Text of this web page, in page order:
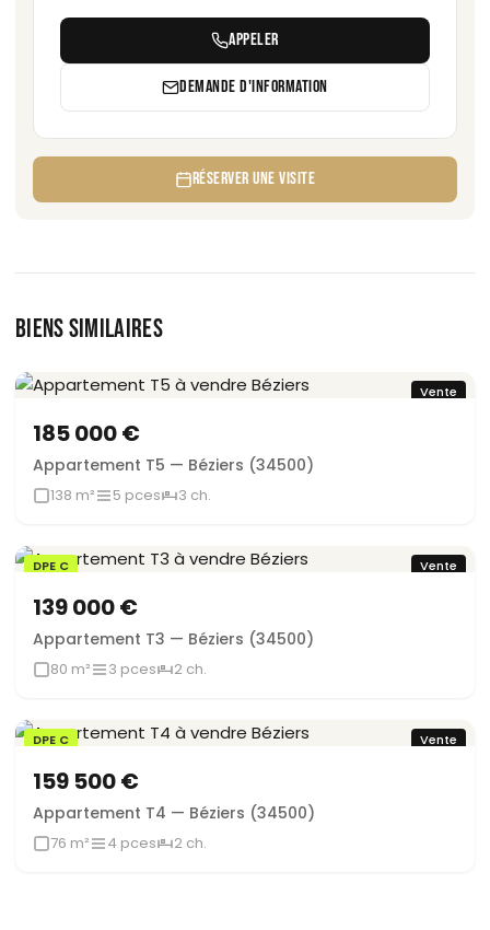
APPELER
DEMANDE D'INFORMATION
RÉSERVER UNE VISITE
BIENS SIMILAIRES
Vente
185 000 €
Appartement T5 — Béziers (34500)
138 m² 5 pces 3 ch.
DPE C Vente
139 000 €
Appartement T3 — Béziers (34500)
80 m² 3 pces 2 ch.
DPE C Vente
159 500 €
Appartement T4 — Béziers (34500)
76 m² 4 pces 2 ch.